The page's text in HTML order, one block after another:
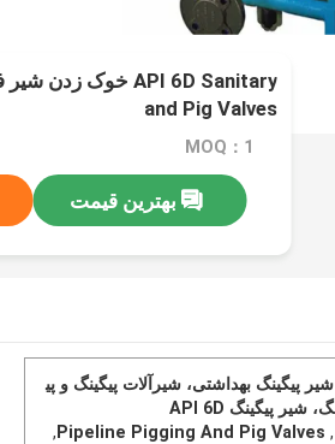
and Pig Valves
MOQ：1
بهترین قیمت
شیر پیگینگ بهداشتی، شیرآلات پیگینگ و پی
گ، شیر پیگینگ API 6D
,
Pipeline Pigging And Pig Valves
,